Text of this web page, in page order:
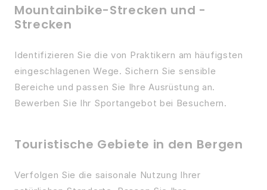
Mountainbike-Strecken und -
Strecken
Identifizieren Sie die von Praktikern am häufigsten
eingeschlagenen Wege. Sichern Sie sensible
Bereiche und passen Sie Ihre Ausrüstung an.
Bewerben Sie Ihr Sportangebot bei Besuchern.
Touristische Gebiete in den Bergen
Verfolgen Sie die saisonale Nutzung Ihrer